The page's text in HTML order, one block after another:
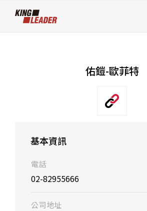
佑鎧-歐菲特
基本資訊
電話
02-82955666
公司地址